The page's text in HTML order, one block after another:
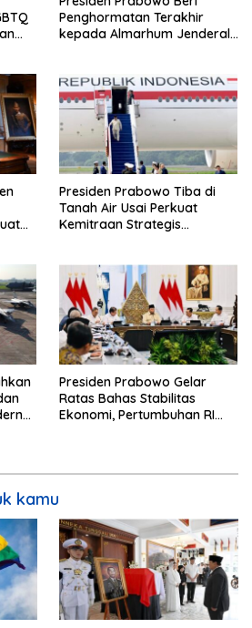
Penghormatan Terakhir
kepada Almarhum Jenderal
Presiden Prabowo Tiba di
Tanah Air Usai Perkuat
Kemitraan Strategis
Presiden Prabowo Gelar
Ratas Bahas Stabilitas
Ekonomi, Pertumbuhan RI
kamu